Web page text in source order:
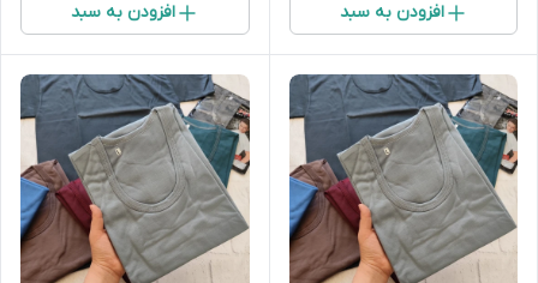
افزودن به سبد افزودن به سبد